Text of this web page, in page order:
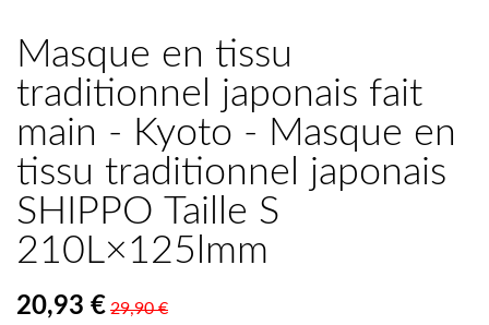
Masque en tissu
traditionnel japonais fait
main - Kyoto - Masque en
tissu traditionnel japonais
SHIPPO Taille S
210L×125lmm
20,93 € 29,90 €